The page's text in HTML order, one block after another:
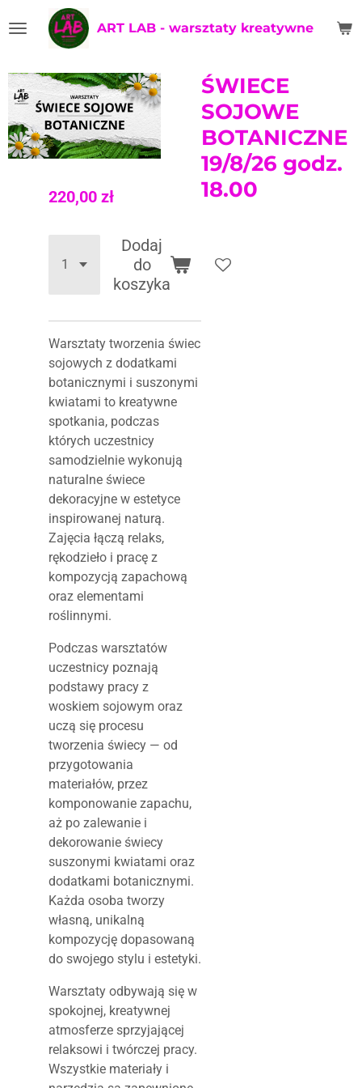
Przejdź
do
treści
ART LAB - warsztaty kreatywne
ŚWIECE
SOJOWE
BOTANICZNE
19/8/26 godz.
18.00
220,00 zł
Dodaj
do
koszyka
Warsztaty tworzenia świec
sojowych z dodatkami
botanicznymi i suszonymi
kwiatami to kreatywne
spotkania, podczas
których uczestnicy
samodzielnie wykonują
naturalne świece
dekoracyjne w estetyce
inspirowanej naturą.
Zajęcia łączą relaks,
rękodzieło i pracę z
kompozycją zapachową
oraz elementami
roślinnymi.
Podczas warsztatów
uczestnicy poznają
podstawy pracy z
woskiem sojowym oraz
uczą się procesu
tworzenia świecy — od
przygotowania
materiałów, przez
komponowanie zapachu,
aż po zalewanie i
dekorowanie świecy
suszonymi kwiatami oraz
dodatkami botanicznymi.
Każda osoba tworzy
własną, unikalną
kompozycję dopasowaną
do swojego stylu i estetyki.
Warsztaty odbywają się w
spokojnej, kreatywnej
atmosferze sprzyjającej
relaksowi i twórczej pracy.
Wszystkie materiały i